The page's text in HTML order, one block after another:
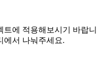
에 적용해보시기 바랍니
에서 나눠주세요.